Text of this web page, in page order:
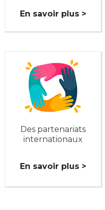
En savoir plus >
Des partenariats
internationaux
En savoir plus >